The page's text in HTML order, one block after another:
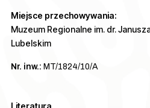
Miejsce przechowywania:
Muzeum Regionalne im. dr.
Lubelskim
Nr. inw.: MT/1824/10/A
Literatura